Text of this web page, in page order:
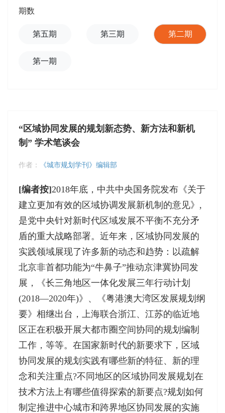
期数
第五期 第三期 第二期
第一期
“区域协同发展的规划新态势、新方法和新机
制” 学术笔谈会
作者： 《城市规划学刊》编辑部
[编者按]2018年底，中共中央国务院发布《关于
建立更加有效的区域协调发展新机制的意见》,
是党中央针对新时代区域发展不平衡不充分矛
盾的重大战略部署。近年来，区域协同发展的
实践领域展现了许多新的动态和趋势：以疏解
北京非首都功能为“牛鼻子”推动京津冀协同发
展，《长三角地区一体化发展三年行动计划
(2018—2020年)》、《粤港澳大湾区发展规划纲
要》相继出台，上海联合浙江、江苏的临近地
区正在积极开展大都市圈空间协同的规划编制
工作，等等。在国家新时代的新要求下，区域
协同发展的规划实践有哪些新的特征、新的理
念和关注重点?不同地区的区域协同发展规划在
技术方法上有哪些值得探索的新要点?规划如何
制定推进中心城市和跨界地区协同发展的实施